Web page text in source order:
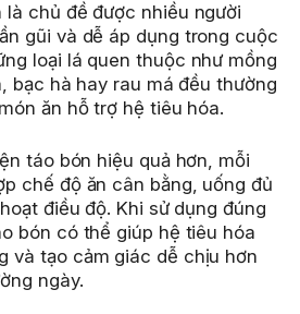
chủ đề được nhiều người
gũi và dễ áp dụng trong cuộc
loại lá quen thuộc như mồng
bạc hà hay rau má đều thường
ăn hỗ trợ hệ tiêu hóa.
táo bón hiệu quả hơn, mỗi
chế độ ăn cân bằng, uống đủ
điều độ. Khi sử dụng đúng
bón có thể giúp hệ tiêu hóa
và tạo cảm giác dễ chịu hơn
ngày.